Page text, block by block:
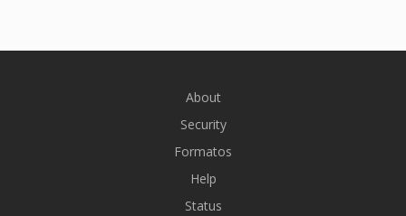
About
Security
Formatos
Help
Status